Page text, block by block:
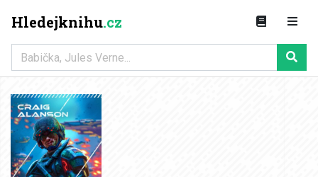
Hledejknihu.cz